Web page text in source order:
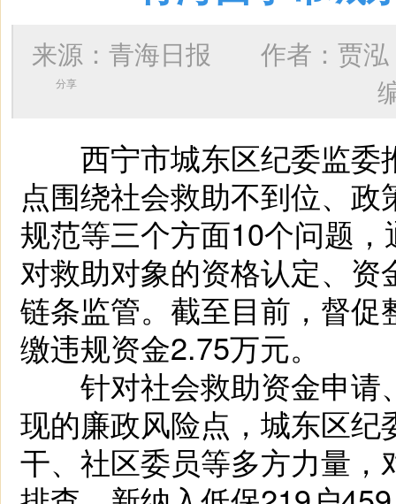
来源：青海日报 作者： 贾
分享
西宁市城东区纪委监委
点围绕社会救助不到位、
规范等三个方面10个问题
对救助对象的资格认定、
链条监管。截至目前，督
缴违规资金2.75万元。
针对社会救助资金申请
现的廉政风险点，城东区
干、社区委员等多方力量